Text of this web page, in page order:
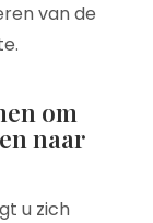
van de
om
naar
u zich